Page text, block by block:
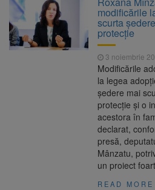
Nivelul Dunării a început să
8 august 2026
Asociația
Iluminat cere reducerea luminii pe
nopții, nu oprirea iluminatului public
7 august 2026
Trafic blocat pe
– Poiana Brașov după un
persoane primesc îngrijiri medicale
Dosar de
peste 330.000 de lei, clasat la
modificările
scurta
protecţie
3 noiembrie
Modificările
la legea
şedere mai
protecţie şi o
acestora în
declarat,
presă,
Mânzatu,
un proiect
READ MORE